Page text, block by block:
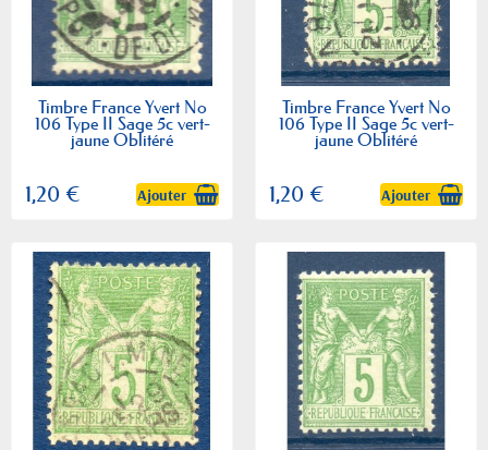
Timbre France Yvert No
106 Type II Sage 5c vert-
jaune Oblitéré
1,20 € Ajouter
Timbre France Yvert No
106 Type II Sage 5c vert-
jaune Oblitéré
1,20 € Ajouter